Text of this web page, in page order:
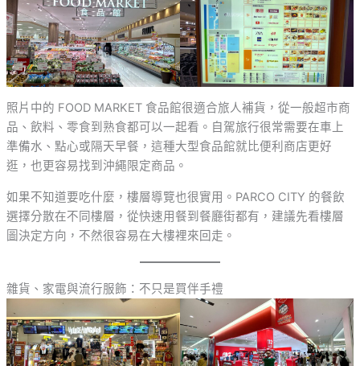
照片中的 FOOD MARKET 食品館很適合旅人補貨，從一般超市商
品、飲料、零食到熟食都可以一起看。自駕旅行很常需要在車上
準備水、點心或隔天早餐，這種大型食品館就比便利商店更好
逛，也更容易找到沖繩限定商品。
如果不知道要吃什麼，樓層導覽也很實用。PARCO CITY 的餐飲
選擇分散在不同樓層，從快速用餐到餐廳街都有，建議先看樓層
圖決定方向，不然很容易在大樓裡來回走。
雜貨、家電與流行服飾：不只是買伴手禮